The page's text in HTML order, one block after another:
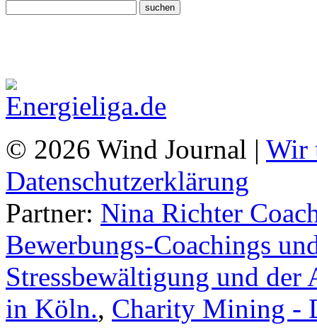
© 2026 Wind Journal | Wir
Datenschutzerklärung
Partner: Nina Richter
Bewerbungs-Coachings
Stressbewältigung und
in Köln., Charity Mining -